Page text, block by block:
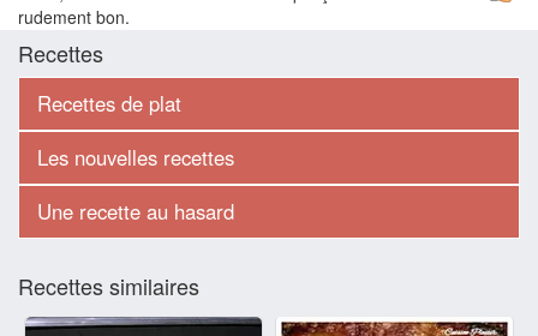
rudement bon.
Recettes
Recettes de plat
Les nouvelles recettes
Une recette au hasard
Recettes similaires